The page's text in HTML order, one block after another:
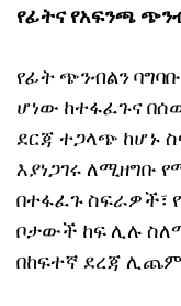
የፊትና የአፍንጫ
የፊት ጭንብልን
ሆነው ከተፋፈጉና
ደርጃ ተጋላጭ ከሆኑ
እያነጋገሩ ለሚዘግቡ
በተፋፈጉ
ቦታውች ከፍ ሊሉ
በከፍተኛ ደረጃ